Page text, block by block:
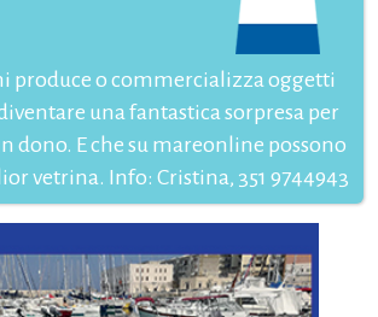
produce o commercializza oggetti
una fantastica sorpresa per
dono. E che su mareonline possono
vetrina. Info: Cristina, 351 9744943